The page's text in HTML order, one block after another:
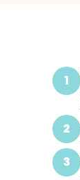
1
2
3